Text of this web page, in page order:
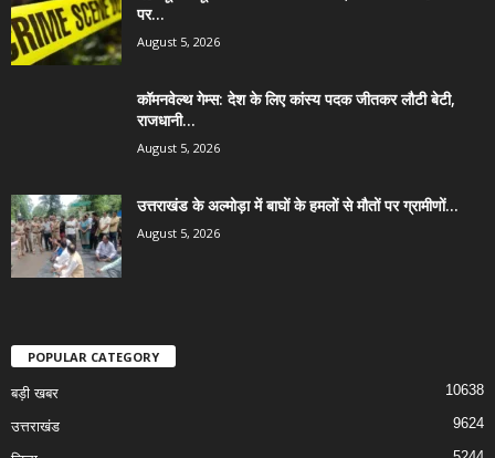
पर...
August 5, 2026
कॉमनवेल्थ गेम्स: देश के लिए कांस्य पदक जीतकर लौटी बेटी,
राजधानी...
August 5, 2026
उत्तराखंड के अल्मोड़ा में बाघों के हमलों से मौतों पर ग्रामीणों...
August 5, 2026
POPULAR CATEGORY
बड़ी खबर 10638
उत्तराखंड 9624